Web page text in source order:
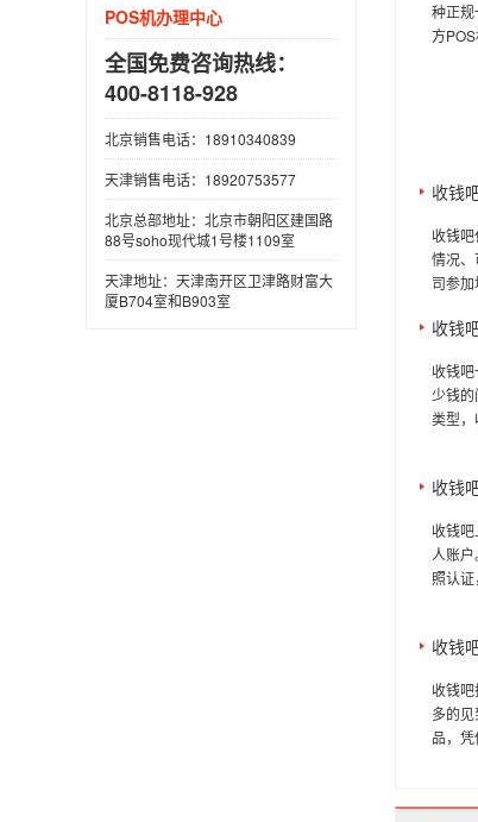
POS机办理中心
全国免费咨询热线：
400-8118-928
北京销售电话：18910340839
天津销售电话：18920753577
北京总部地址：北京市朝阳区建国路
88号soho现代城1号楼1109室
天津地址：天津南开区卫津路财富大
厦B704室和B903室
种正
方POS
收钱
收钱
情况
司参
收钱
收钱
少钱
类型
收钱
收钱
人账
照认
收钱
收钱
多的
品，